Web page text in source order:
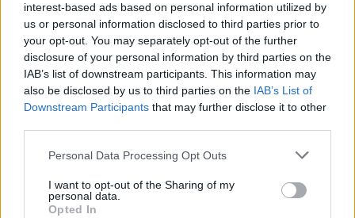
interest-based ads based on personal information utilized by
us or personal information disclosed to third parties prior to
your opt-out. You may separately opt-out of the further
disclosure of your personal information by third parties on the
IAB’s list of downstream participants. This information may
also be disclosed by us to third parties on the IAB’s List of
Downstream Participants that may further disclose it to other
Personal Data Processing Opt Outs
I want to opt-out of the Sharing of my
personal data.
Opted In
Δεν υπάρχει συμμετοχή. Οι τραυματίες του
δυστυχήματος εξαιρούνται από κάθε συμμετοχή και
επιβαρύνσεις για την αγορά και προμήθεια
φαρμάκων ή σκευασμάτων.
6. Σε περίπτωση πληρωμής συμμετοχής για
φάρμακα, παρέχεται η δυνατότητα αποζημίωσης;